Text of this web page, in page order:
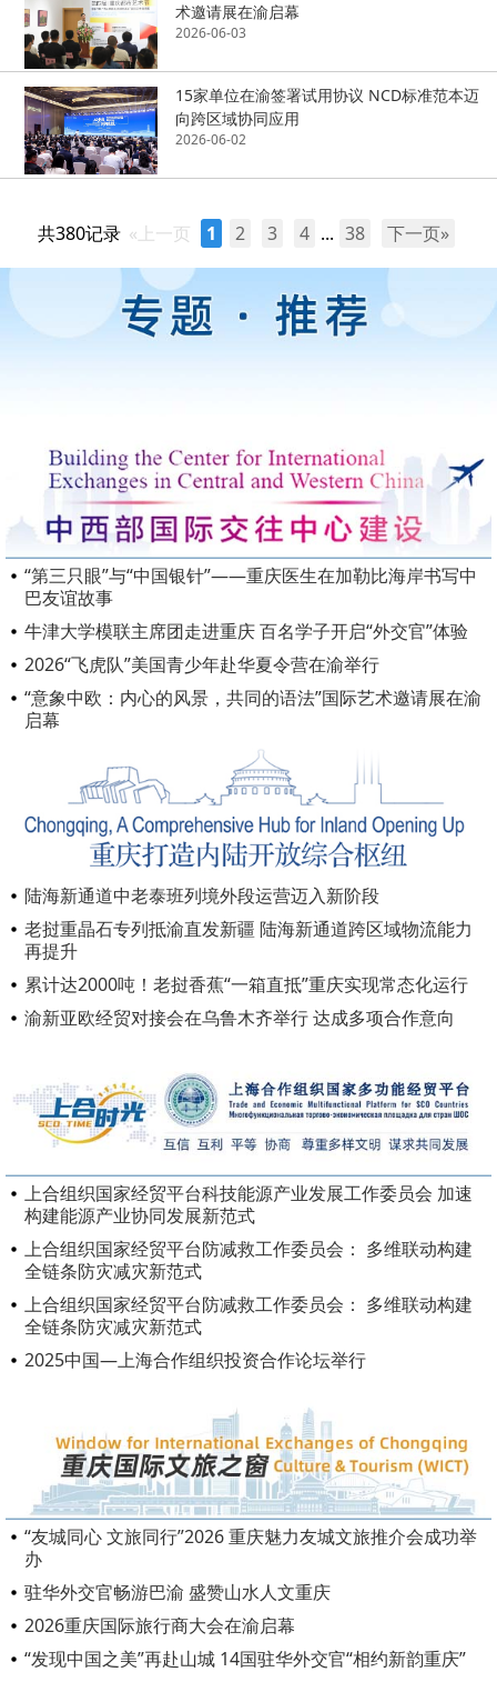
术邀请展在渝启幕
2026-06-03
15家单位在渝签署试用协议 NCD标准范本迈
向跨区域协同应用
2026-06-02
共380记录 «上一页 1 2 3 4 ... 38 下一页»
“第三只眼”与“中国银针”——重庆医生在加勒比海岸书写中
巴友谊故事
牛津大学模联主席团走进重庆 百名学子开启“外交官”体验
2026“飞虎队”美国青少年赴华夏令营在渝举行
“意象中欧：内心的风景，共同的语法”国际艺术邀请展在渝
启幕
陆海新通道中老泰班列境外段运营迈入新阶段
老挝重晶石专列抵渝直发新疆 陆海新通道跨区域物流能力
再提升
累计达2000吨！老挝香蕉“一箱直抵”重庆实现常态化运行
渝新亚欧经贸对接会在乌鲁木齐举行 达成多项合作意向
上合组织国家经贸平台科技能源产业发展工作委员会 加速
构建能源产业协同发展新范式
上合组织国家经贸平台防减救工作委员会： 多维联动构建
全链条防灾减灾新范式
上合组织国家经贸平台防减救工作委员会： 多维联动构建
全链条防灾减灾新范式
2025中国—上海合作组织投资合作论坛举行
“友城同心 文旅同行”2026 重庆魅力友城文旅推介会成功举
办
驻华外交官畅游巴渝 盛赞山水人文重庆
2026重庆国际旅行商大会在渝启幕
“发现中国之美”再赴山城 14国驻华外交官“相约新韵重庆”